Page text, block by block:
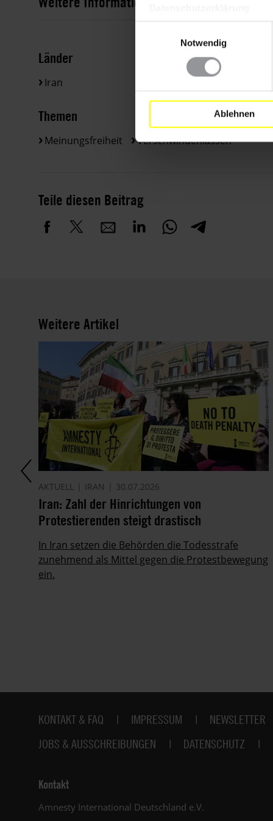
Notwendig
Ablehnen
Länder
Iran
Themen
Meinungsfreiheit Verschwindenlassen
Teile diesen Beitrag
Weitere Artikel
AKTUELL IRAN 30.07.2026
Iran: Zahl der Hinrichtungen von
Protestierenden steigt drastisch
In Iran setzen die Behörden die Todesstrafe
zunehmend als Mittel gegen die Protestbewegung
ein.
Fußbereich
KONTAKT & FAQ IMPRESSUM NEWSLETTER
JOBS & AUSSCHREIBUNGEN
DATENSCHUTZ
Kontakt
Amnesty International Deutschland e.V.